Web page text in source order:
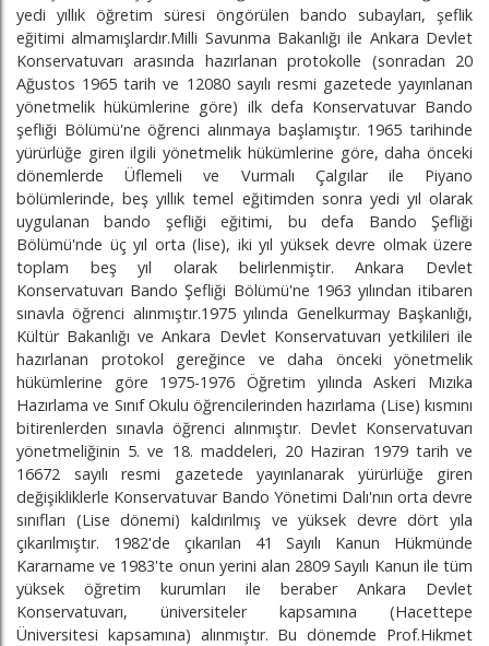
yedi yıllık öğretim süresi öngörülen bando subayları, şeflik
eğitimi almamışlardır.Milli Savunma Bakanlığı ile Ankara Devlet
Konservatuvarı arasında hazırlanan protokolle (sonradan 20
Ağustos 1965 tarih ve 12080 sayılı resmi gazetede yayınlanan
yönetmelik hükümlerine göre) ilk defa Konservatuvar Bando
şefliği Bölümü'ne öğrenci alınmaya başlamıştır. 1965 tarihinde
yürürlüğe giren ilgili yönetmelik hükümlerine göre, daha önceki
dönemlerde Üflemeli ve Vurmalı Çalgılar ile Piyano
bölümlerinde, beş yıllık temel eğitimden sonra yedi yıl olarak
uygulanan bando şefliği eğitimi, bu defa Bando Şefliği
Bölümü'nde üç yıl orta (lise), iki yıl yüksek devre olmak üzere
toplam beş yıl olarak belirlenmiştir. Ankara Devlet
Konservatuvarı Bando Şefliği Bölümü'ne 1963 yılından itibaren
sınavla öğrenci alınmıştır.1975 yılında Genelkurmay Başkanlığı,
Kültür Bakanlığı ve Ankara Devlet Konservatuvarı yetkilileri ile
hazırlanan protokol gereğince ve daha önceki yönetmelik
hükümlerine göre 1975-1976 Öğretim yılında Askeri Mızıka
Hazırlama ve Sınıf Okulu öğrencilerinden hazırlama (Lise) kısmını
bitirenlerden sınavla öğrenci alınmıştır. Devlet Konservatuvarı
yönetmeliğinin 5. ve 18. maddeleri, 20 Haziran 1979 tarih ve
16672 sayılı resmi gazetede yayınlanarak yürürlüğe giren
değişikliklerle Konservatuvar Bando Yönetimi Dalı'nın orta devre
sınıfları (Lise dönemi) kaldırılmış ve yüksek devre dört yıla
çıkarılmıştır. 1982'de çıkarılan 41 Sayılı Kanun Hükmünde
Kararname ve 1983'te onun yerini alan 2809 Sayılı Kanun ile tüm
yüksek öğretim kurumları ile beraber Ankara Devlet
Konservatuvarı, üniversiteler kapsamına (Hacettepe
Üniversitesi kapsamına) alınmıştır. Bu dönemde Prof.Hikmet